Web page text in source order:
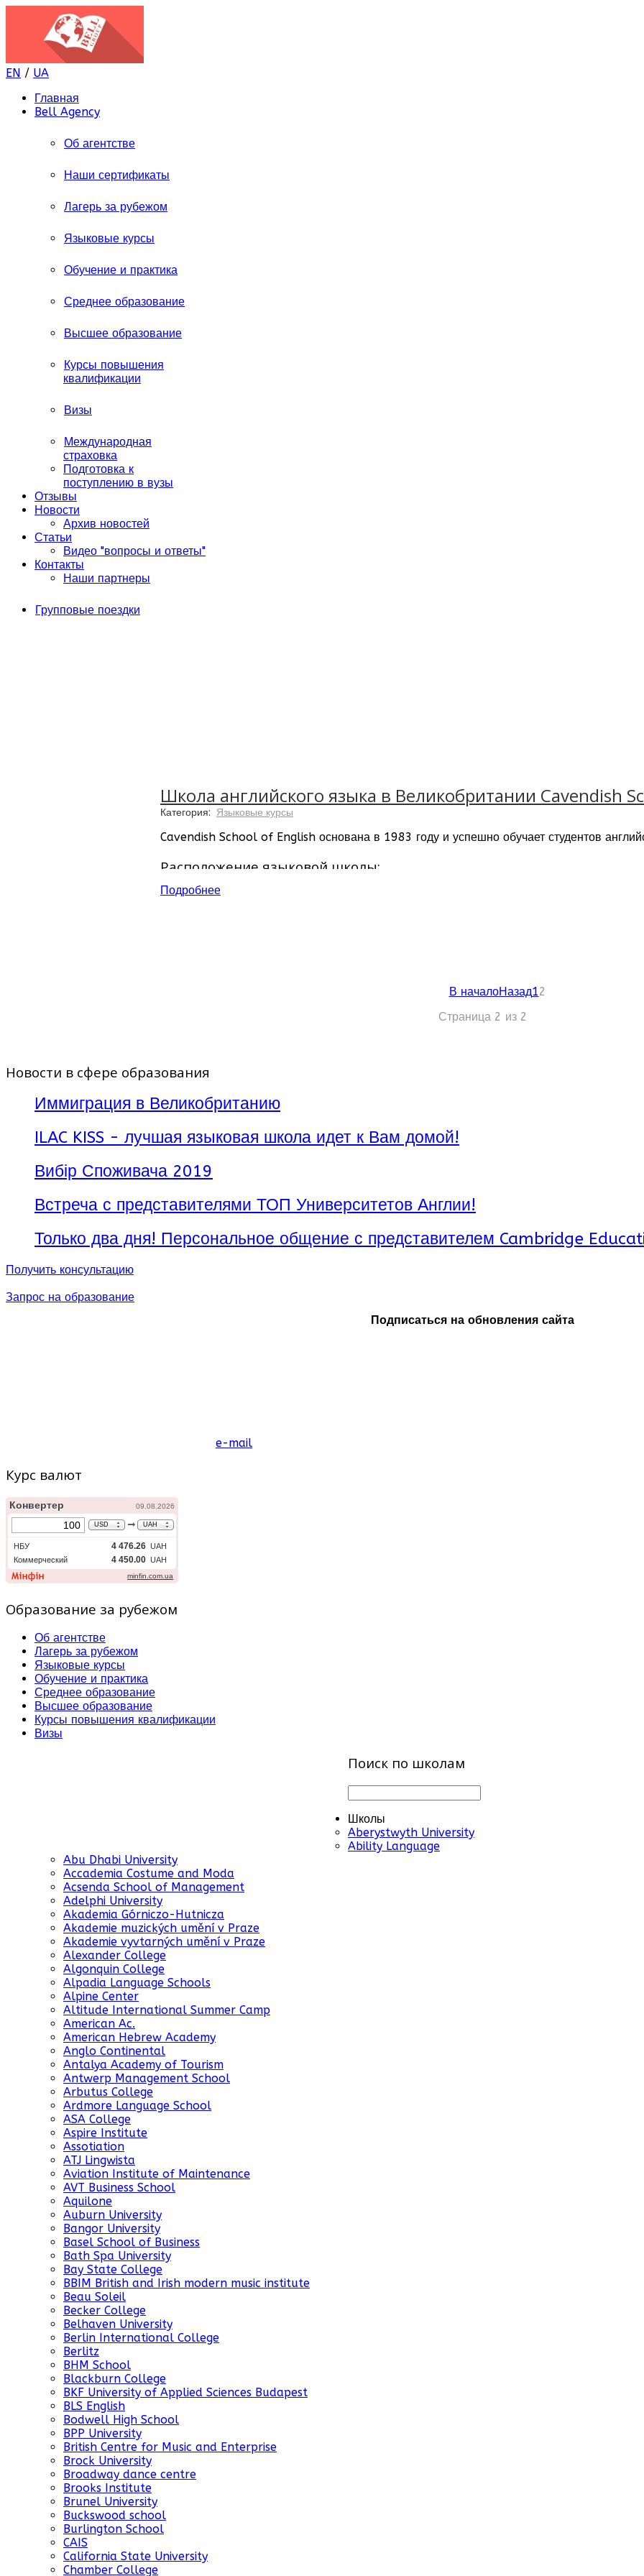
EN / UA
Главная
Bell Agency
Об агентстве
Наши сертификаты
Лагерь за рубежом
Языковые курсы
Обучение и практика
Среднее образование
Высшее образование
Курсы повышения
квалификации
Визы
Международная
страховка
Подготовка к
поступлению в вузы
Отзывы
Новости
Архив новостей
Статьи
Видео "вопросы и ответы"
Контакты
Наши партнеры
Групповые поездки
Школа английского языка в Великобритании Cavendish
Категория: Языковые курсы
Cavendish School of English основана в 1983 году и успешно обучает студентов
Расположение языковой школы:
Великобритания, Борнмут (южное побережье Англии) в 5 минутах от центра
Подробнее
В началоНазад12
Страница 2 из 2
Новости в сфере образования
Иммиграция в Великобританию
ILAC KISS - лучшая языковая школа идет к Вам домой!
Вибір Споживача 2019
Встреча с представителями ТОП Университетов Англии!
Только два дня! Персональное общение с представителем Cambridge
Получить консультацию
Запрос на образование
Подписаться на обновления сайта
e-mail
Курс валют
Образование за рубежом
Об агентстве
Лагерь за рубежом
Языковые курсы
Обучение и практика
Среднее образование
Высшее образование
Курсы повышения квалификации
Визы
Поиск по школам
Школы
Aberystwyth University
Ability Language
Abu Dhabi University
Accademia Costume and Moda
Acsenda School of Management
Adelphi University
Akademia Górniczo-Hutnicza
Akademie muzických umění v Praze
Akademie vyvtarných umění v Praze
Alexander College
Algonquin College
Alpadia Language Schools
Alpine Center
Altitude International Summer Camp
American Ac.
American Hebrew Academy
Anglo Continental
Antalya Academy of Tourism
Antwerp Management School
Arbutus College
Ardmore Language School
ASA College
Aspire Institute
Assotiation
ATJ Lingwista
Aviation Institute of Maintenance
AVT Business School
Aquilone
Auburn University
Bangor University
Basel School of Business
Bath Spa University
Bay State College
BBIM British and Irish modern music institute
Beau Soleil
Becker College
Belhaven University
Berlin International College
Berlitz
BHM School
Blackburn College
BKF University of Applied Sciences Budapest
BLS English
Bodwell High School
BPP University
British Centre for Music and Enterprise
Brock University
Broadway dance centre
Brooks Institute
Brunel University
Buckswood school
Burlington School
CAIS
California State University
Chamber College